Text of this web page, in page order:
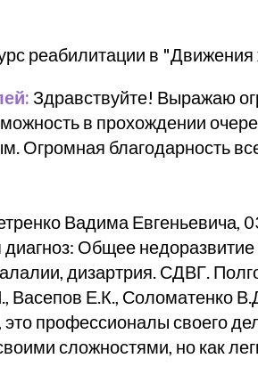
реабилитации в "Движения
Здравствуйте! Выражаю
в прохождении
Огромная благодарность
Вадима Евгеньевича,
Общее недоразвитие
дизартрия. СДВГ.
Е.К., Соломатенко
профессионалы своего
сложностями, но как